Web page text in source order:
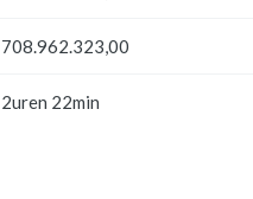
708.962.323,00
2uren 22min